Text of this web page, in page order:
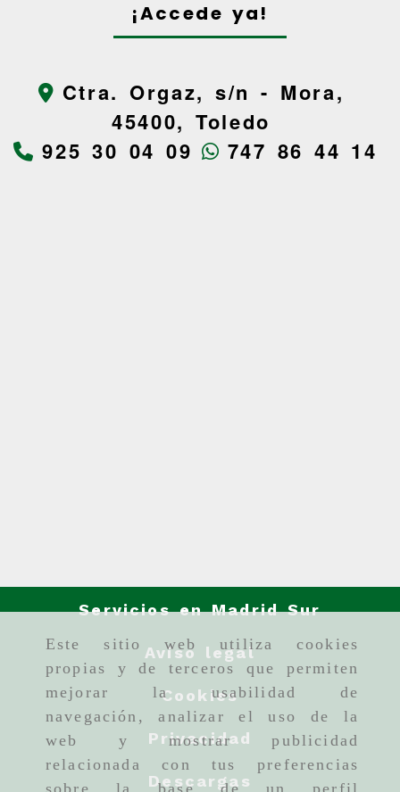
Este sitio web utiliza cookies
propias y de terceros que permiten
mejorar la usabilidad de
navegación, analizar el uso de la
web y mostrar publicidad
relacionada con tus preferencias
¡Accede ya!
Ctra. Orgaz, s/n - Mora,
45400,Toledo
925 30 04 09
747 86 44 14
Servicios en Madrid Sur
Aviso legal
Cookies
Privacidad
Descargas